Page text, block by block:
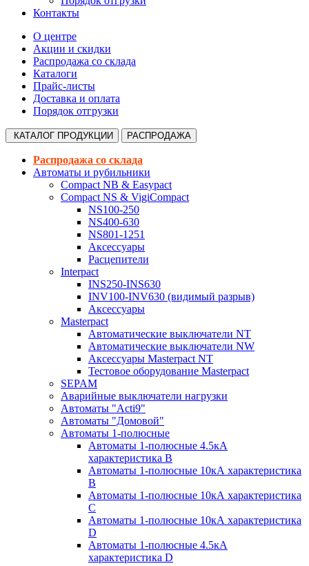
Контакты
О центре
Акции и скидки
Распродажа со склада
Каталоги
Прайс-листы
Доставка и оплата
Порядок отгрузки
КАТАЛОГ ПРОДУКЦИИ РАСПРОДАЖА
Распродажа со склада
Автоматы и рубильники
Compact NB & Easypact
Compact NS & VigiCompact
NS100-250
NS400-630
NS801-1251
Аксессуары
Расцепители
Interpact
INS250-INS630
INV100-INV630 (видимый разрыв)
Аксессуары
Masterpact
Автоматические выключатели NT
Автоматические выключатели NW
Аксессуары Masterpact NT
Тестовое оборудование Masterpact
SEPAM
Аварийные выключатели нагрузки
Автоматы "Acti9"
Автоматы "Домовой"
Автоматы 1-полюсные
Автоматы 1-полюсные 4.5кА
характеристика В
Автоматы 1-полюсные 10кА характеристика
B
Автоматы 1-полюсные 10кА характеристика
C
Автоматы 1-полюсные 10кА характеристика
D
Автоматы 1-полюсные 4.5кА
характеристика D